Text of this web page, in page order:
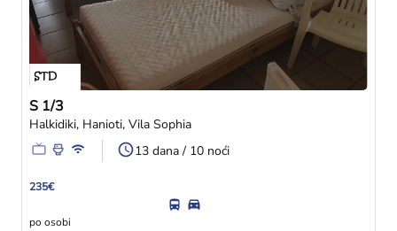
S 1/3
Halkidiki, Hanioti, Vila Sophia
13 dana / 10 noći
235€
po osobi